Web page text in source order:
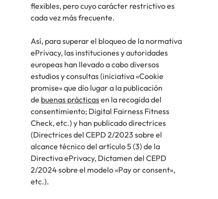
flexibles, pero cuyo carácter restrictivo es
cada vez más frecuente.
Así, para superar el bloqueo de la normativa
ePrivacy, las instituciones y autoridades
europeas han llevado a cabo diversos
estudios y consultas (iniciativa «Cookie
promise» que dio lugar a la publicación
de buenas prácticasen la recogida del
consentimiento; Digital Fairness Fitness
Check, etc.) y han publicado directrices
(Directrices del CEPD 2/2023 sobre el
alcance técnico del artículo 5 (3) de la
Directiva ePrivacy, Dictamen del CEPD
2/2024 sobre el modelo «Pay or consent»,
etc.).